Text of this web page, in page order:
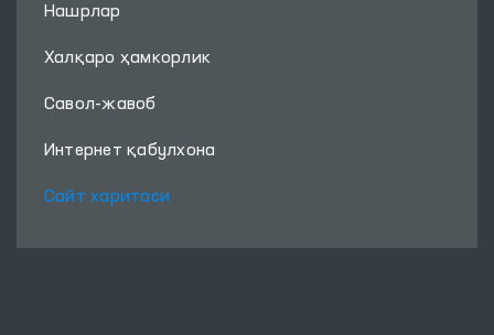
Нашрлар
Халқаро ҳамкорлик
Савол-жавоб
Интернет қабулхона
Сайт харитаси